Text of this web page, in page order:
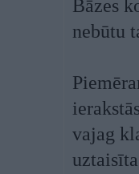
Bāzes
nebūtu
vajag